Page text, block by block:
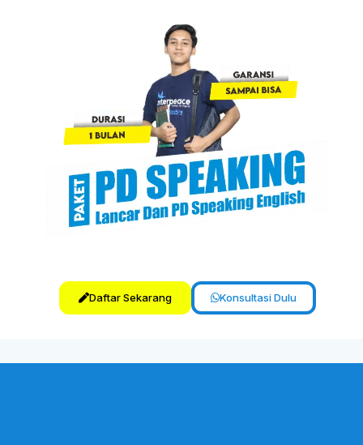
Daftar Sekarang Konsultasi Dulu